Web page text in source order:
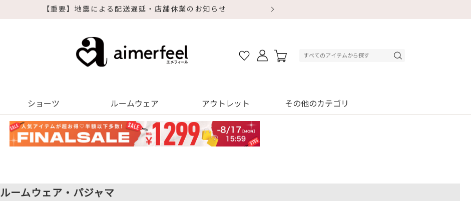
【重要】地震による配送遅延・店舗休業のお知らせ
デジタルギフトサービス
ショーツ ルームウェア アウトレット その他のカテゴリ
ルームウェア・パジャマ